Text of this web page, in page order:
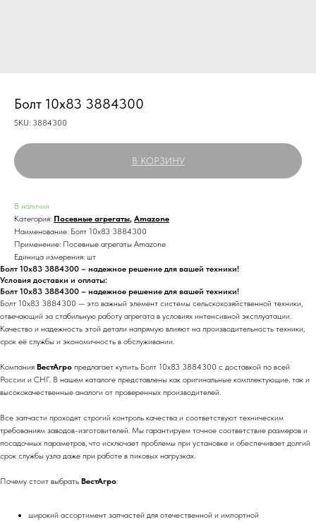
Болт 10х83 3884300
SKU: 3884300
В КОРЗИНУ
В наличии
Категория: Посевные агрегаты, Amazone
Наименование: Болт 10х83 3884300
Применение: Посевные агрегаты Amazone
Единица измерения: шт
Болт 10х83 3884300 – надежное решение для вашей техники!
Условия доставки и оплаты:
Болт 10х83 3884300 – надежное решение для вашей техники!
Болт 10х83 3884300 — это важный элемент системы сельскохозяйственной техники,
отвечающий за стабильную работу агрегата в условиях интенсивной эксплуатации.
Качество и надежность этой детали напрямую влияют на производительность техники,
срок её службы и экономичность в обслуживании.
Компания ВестАгро предлагает купить Болт 10х83 3884300 с доставкой по всей
России и СНГ. В нашем каталоге представлены как оригинальные комплектующие, так и
высококачественные аналоги от проверенных производителей.
Все запчасти проходят строгий контроль качества и соответствуют техническим
требованиям заводов-изготовителей. Мы гарантируем точное соответствие размеров и
посадочных параметров, что исключает проблемы при установке и обеспечивает долгий
срок службы узла даже при работе в пиковых нагрузках.
Почему стоит выбрать ВестАгро:
широкий ассортимент запчастей для отечественной и импортной